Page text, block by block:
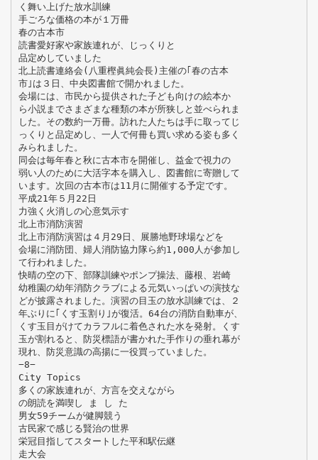
く舞い上げた放水訓練
手ごろな価格の本が１万冊
春の古本市
読書愛好家や家族連れが、じっくりと
品定めしていました
北上読書連絡会(八重樫眞純会長)主催の｢春の古本
市｣は３日、中央図書館で開かれました。
会場には、市民から提供された子ども向けの絵本か
ら小説までさまざまな種類の本が所狭しと並べられま
した。その数約一万冊。訪れた人たちは手に取ってじ
っくりと品定めし、一人で何冊も買い求める姿も多く
みられました。
同会は毎年春と秋に古本市を開催し、益金で視力の
弱い人のために大活字本を購入し、図書館に寄贈して
います。次回の古本市は11月に開催する予定です。
平成21年５月22日
力強く火消しの心意気示す
北上市消防演習
北上市消防演習は４月29日、展勝地野球場などを
会場に消防団、婦人消防協力隊ら約1,000人が参加し
て行われました。
快晴の空の下、部隊訓練やポンプ操法、藤根、岩崎
幼稚園の幼年消防クラブによる元気いっぱいの演技な
どが披露されました。演習の目玉の放水訓練では、２
年ぶりに｢くす玉割り｣が復活。64台の消防自動車が、
くす玉目がけてカラフルに着色された水を発射。くす
玉が割れると、防災標語が書かれた手作りの垂れ幕が
現れ、防災意識の高揚に一役買っていました。
−8−
City Topics
多くの家族連れが、方言を交えながら
の朗読を満喫し ま し た
男女59チームが健脚競う
古民家で感じる賢治の世界
栄冠目指してスタートした平和駅伝継
走大会